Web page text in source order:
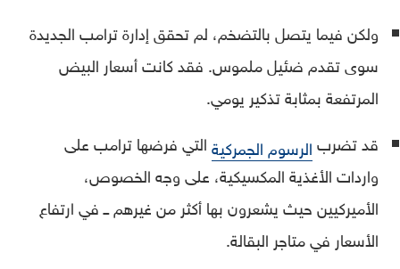
ولكن فيما يتصل بالتضخم، لم تحقق إدارة ترامب الجديدة
سوى تقدم ضئيل ملموس. فقد كانت أسعار البيض
المرتفعة بمثابة تذكير يومي.
قد تضربالرسوم الجمركيةالتي فرضها ترامب على
واردات الأغذية المكسيكية، على وجه الخصوص،
الأميركيين حيث يشعرون بها أكثر من غيرهم ــ في ارتفاع
الأسعار في متاجر البقالة.